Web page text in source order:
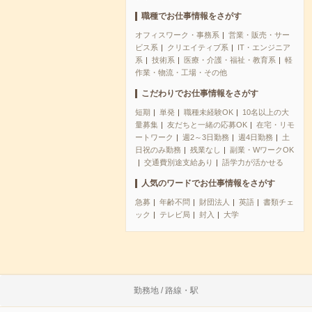
職種でお仕事情報をさがす
オフィスワーク・事務系
営業・販売・サー
ビス系
クリエイティブ系
IT・エンジニア
系
技術系 医療・介護・福祉・教育系
軽
作業・物流・工場・その他
こだわりでお仕事情報をさがす
短期 単発 職種未経験OK
10名以上の大
量募集
友だちと一緒の応募OK
在宅・リモ
ートワーク
週2～3日勤務 週4日勤務
土
日祝のみ勤務
残業なし
副業・WワークOK
交通費別途支給あり
語学力が活かせる
人気のワードでお仕事情報をさがす
急募 年齢不問 財団法人 英語
書類チェ
ック
テレビ局 封入 大学
勤務地 / 路線・駅